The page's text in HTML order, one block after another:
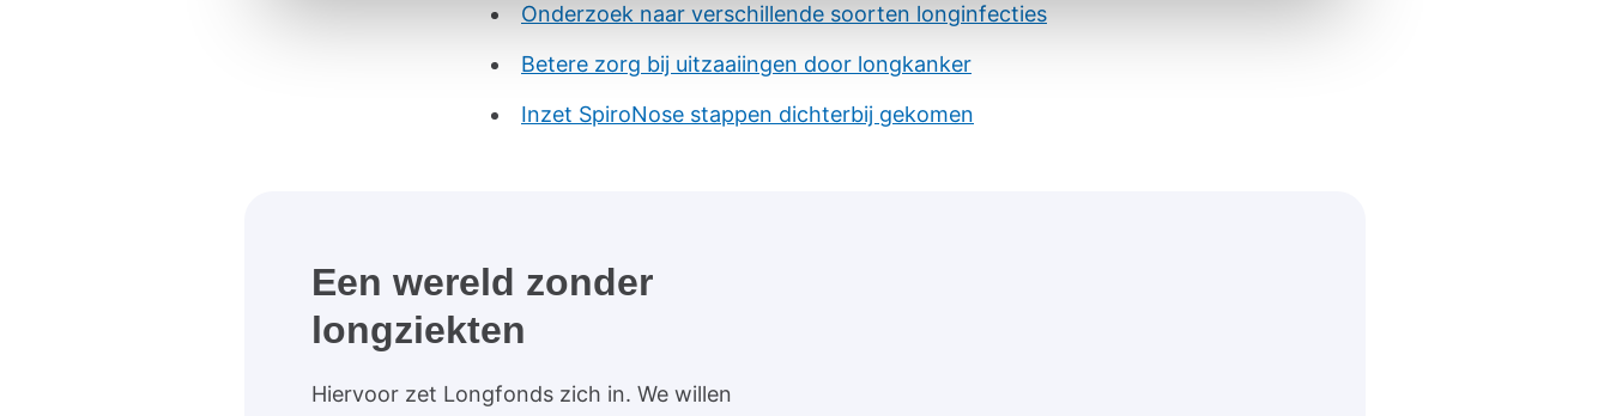
Onderzoek naar verschillende soorten longinfecties
Betere zorg bij uitzaaiingen door longkanker
Inzet SpiroNose stappen dichterbij gekomen
Een wereld zonder
longziekten
Hiervoor zet Longfonds zich in. We willen